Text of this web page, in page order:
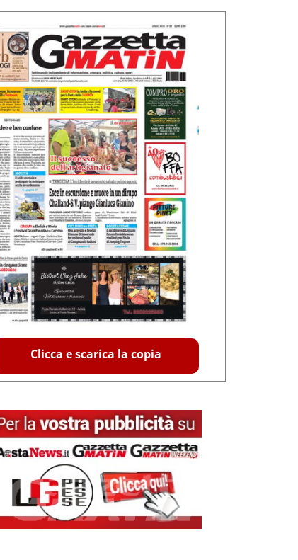
Clicca e scarica la copia